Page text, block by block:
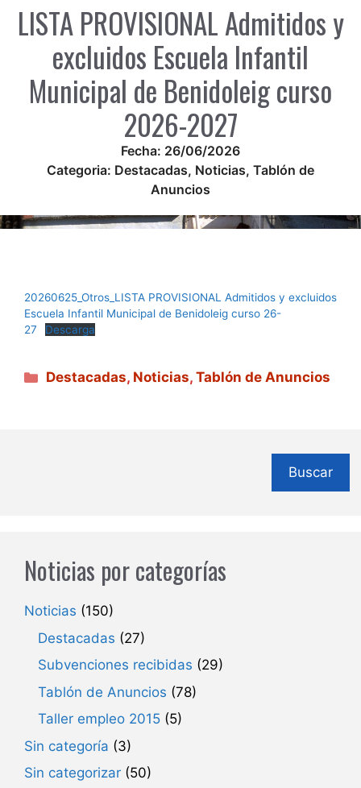
LISTA PROVISIONAL Admitidos y
excluidos Escuela Infantil
Municipal de Benidoleig curso
2026-2027
Fecha: 26/06/2026
Categoria: Destacadas, Noticias, Tablón de
Anuncios
20260625_Otros_LISTA PROVISIONAL Admitidos y excluidos
Escuela Infantil Municipal de Benidoleig curso 26-
27
Descarga
Categorías
Destacadas, Noticias,Tablón de Anuncios
Buscar
Noticias por categorías
Noticias (150)
Destacadas (27)
Subvenciones recibidas (29)
Tablón de Anuncios (78)
Taller empleo 2015 (5)
Sin categoría (3)
Sin categorizar (50)